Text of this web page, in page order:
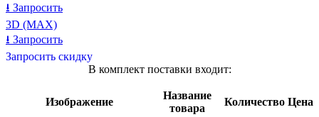
⭳ Запросить
3D (MAX)
⭳ Запросить
Запросить скидку
В комплект поставки входит:
Изображение
Название
товара
Количество Цена